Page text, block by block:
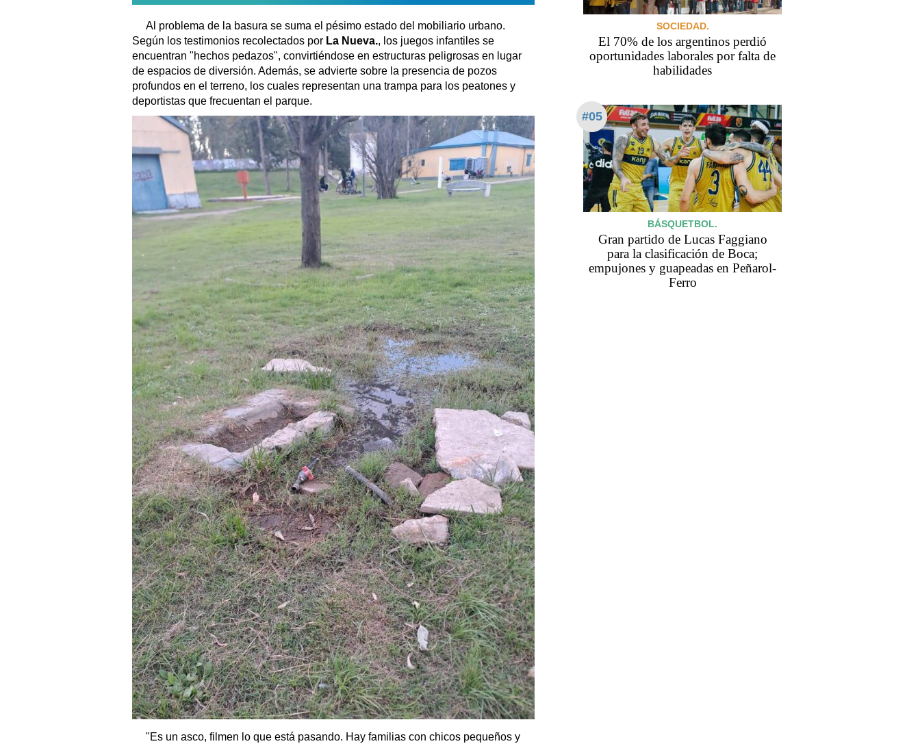
Al problema de la basura se suma el pésimo estado del mobiliario urbano.
Según los testimonios recolectados por La Nueva., los juegos infantiles se
encuentran "hechos pedazos", convirtiéndose en estructuras peligrosas en lugar
de espacios de diversión. Además, se advierte sobre la presencia de pozos
profundos en el terreno, los cuales representan una trampa para los peatones y
deportistas que frecuentan el parque.
"Es un asco, filmen lo que está pasando. Hay familias con chicos pequeños y
SOCIEDAD.
El 70% de los argentinos perdió
oportunidades laborales por falta de
habilidades
#05
BÁSQUETBOL.
Gran partido de Lucas Faggiano
para la clasificación de Boca;
empujones y guapeadas en Peñarol-
Ferro